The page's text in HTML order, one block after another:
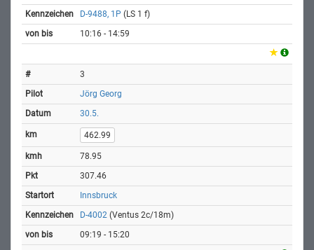
D-9488, 1P (LS 1 f)
10:16 - 14:59
3
Jörg Georg
30.5.
462.99
78.95
307.46
Innsbruck
D-4002 (Ventus 2c/18m)
09:19 - 15:20